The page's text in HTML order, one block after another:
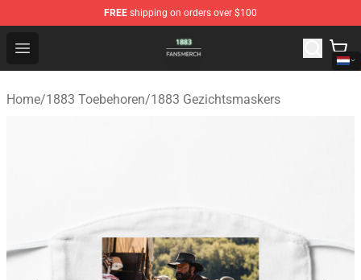
FREE shipping on orders over $100
Open menu
1883 Shop - Official 1883 Merchandise Store
Home/1883 Toebehoren/1883 Gezichtsmaskers